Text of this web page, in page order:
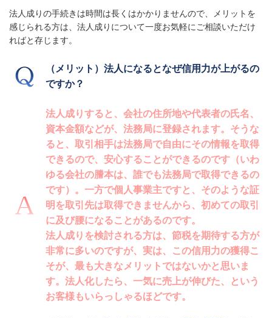
法人成りの手続きは時間は長くはかかりませんので、メリットを
感じられる方は、法人成りについて一度お気軽にご相談いただけ
ればと存じます。
（メリット）法人になるとなぜ信用力が上がるの
ですか？
法人成りすると、会社の住所地や代表者の氏名、
資本金額などが、法務局に登録されます。そうな
ると、取引相手は法務局で自由にその情報を取得
できるので、安心することができるのです（いわ
ゆる会社の謄本は、誰でも法務局で取得できるの
です）。一方で個人事業主ですと、そのような証
明を取引先は取得できませんから、初めての取引
に及び腰になることがあるのです。
法人成りを検討される方は、節税を期待する方が
非常に多いのですが、実は、この信用力の獲得こ
そが、最も大きなメリットではないかと思いま
す。法人化したら、一気に売上が伸びた、という
お客様もいらっしゃるほどです。